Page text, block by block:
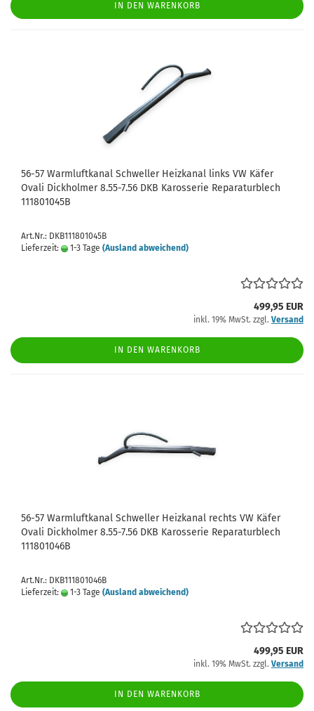
IN DEN WARENKORB
56-57 Warmluftkanal Schweller Heizkanal links VW Käfer
Ovali Dickholmer 8.55-7.56 DKB Karosserie Reparaturblech
111801045B
Art.Nr.: DKB111801045B
Lieferzeit:
1-3 Tage (Ausland abweichend)
499,95 EUR
inkl. 19% MwSt. zzgl. Versand
IN DEN WARENKORB
56-57 Warmluftkanal Schweller Heizkanal rechts VW Käfer
Ovali Dickholmer 8.55-7.56 DKB Karosserie Reparaturblech
111801046B
Art.Nr.: DKB111801046B
Lieferzeit:
1-3 Tage (Ausland abweichend)
499,95 EUR
inkl. 19% MwSt. zzgl. Versand
IN DEN WARENKORB